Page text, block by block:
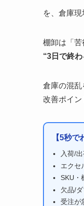
を、倉庫
棚卸は「苦
“3日で終
倉庫の混
改善ポイン
【5秒
入荷/
エクセ
SKU・
欠品/
受注が